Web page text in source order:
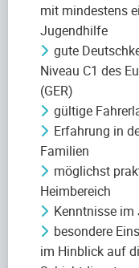
mit mindestens
Jugendhilfe
gute
Niveau C1 des
(GER)
gültige
Erfahrung in
Familien
möglichst
Heimbereich
Kenntnisse
besondere
im Hinblick auf